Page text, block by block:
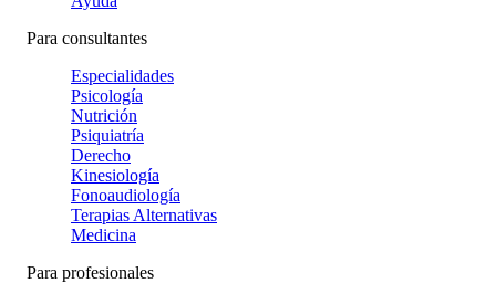
Para consultantes
Especialidades
Psicología
Nutrición
Psiquiatría
Derecho
Kinesiología
Fonoaudiología
Terapias Alternativas
Medicina
Para profesionales